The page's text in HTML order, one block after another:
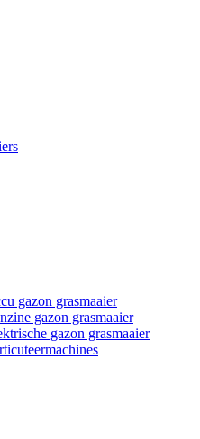
gazon grasmaaier
gazon grasmaaier
gazon grasmaaier